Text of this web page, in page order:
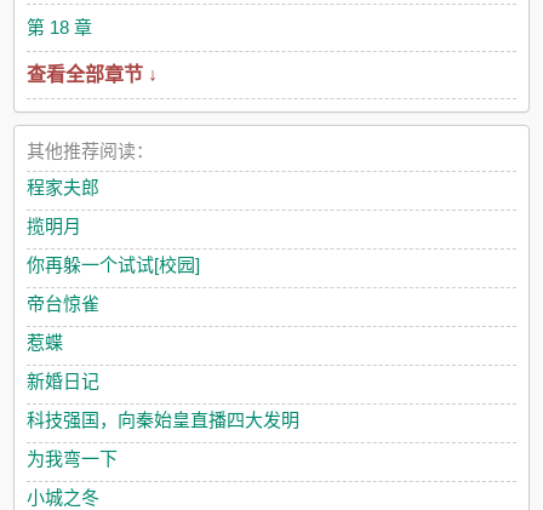
第 18 章
查看全部章节 ↓
其他推荐阅读：
程家夫郎
揽明月
你再躲一个试试[校园]
帝台惊雀
惹蝶
新婚日记
科技强国，向秦始皇直播四大发明
为我弯一下
小城之冬